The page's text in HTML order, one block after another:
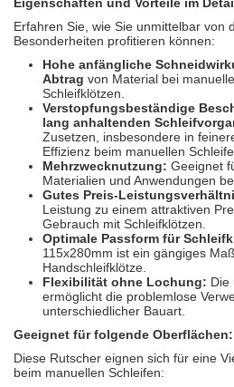
Erfahren Sie, wie Sie unmittelbar von
Besonderheiten profitieren können:
Hohe anfängliche
Abtrag von Material bei
Schleifklötzen.
Verstopfungsbeständige
lang anhaltenden
Zusetzen, insbesondere in
Effizienz beim manuellen
Mehrzwecknutzung: Geeignet
Materialien und Anwendungen
Gutes Preis-
Leistung zu einem attraktiven
Gebrauch mit Schleifklötzen.
Optimale Passform für
115x280mm ist ein gängiges
Handschleifklötze.
Flexibilität ohne Lochung: Die
ermöglicht die problemlose
unterschiedlicher Bauart.
Geeignet für folgende Oberflächen:
Diese Rutscher eignen sich für eine
beim manuellen Schleifen: